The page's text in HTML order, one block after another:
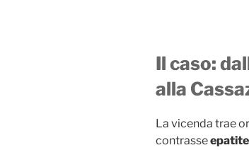
Il caso:
alla
La vicenda trae
contrasse